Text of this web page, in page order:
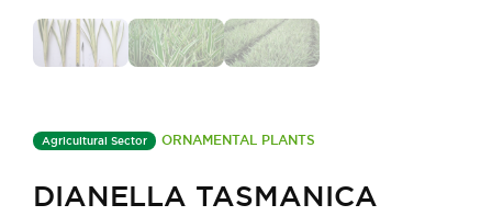
Agricultural Sector ORNAMENTAL PLANTS
DIANELLA TASMANICA